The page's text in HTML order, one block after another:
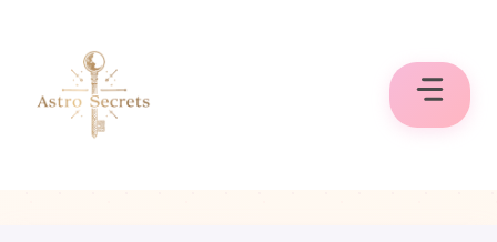
contenu